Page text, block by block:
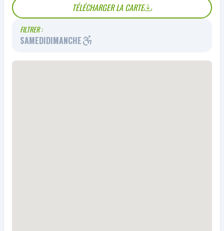
TÉLÉCHARGER LA CARTE
FILTRER :
SAMEDIDIMANCHE